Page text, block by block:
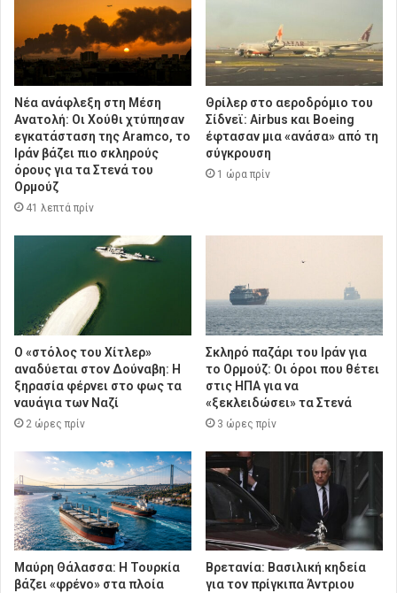
Νέα ανάφλεξη στη Μέση
Ανατολή: Οι Χούθι χτύπησαν
εγκατάσταση της Aramco, το
Ιράν βάζει πιο σκληρούς
όρους για τα Στενά του
Ορμούζ
41 λεπτά πρίν
Θρίλερ στο αεροδρόμιο του
Σίδνεϊ: Airbus και Boeing
έφτασαν μια «ανάσα» από τη
σύγκρουση
1 ώρα πρίν
Ο «στόλος του Χίτλερ»
αναδύεται στον Δούναβη: Η
ξηρασία φέρνει στο φως τα
ναυάγια των Ναζί
2 ώρες πρίν
Σκληρό παζάρι του Ιράν για
το Ορμούζ: Οι όροι που θέτει
στις ΗΠΑ για να
«ξεκλειδώσει» τα Στενά
3 ώρες πρίν
Μαύρη Θάλασσα: Η Τουρκία
βάζει «φρένο» στα πλοία
Βρετανία: Βασιλική κηδεία
για τον πρίγκιπα Άντριου